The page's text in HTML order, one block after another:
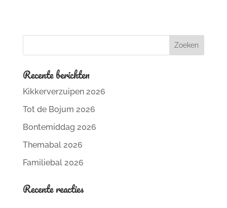
Recente berichten
Kikkerverzuipen 2026
Tot de Bojum 2026
Bontemiddag 2026
Themabal 2026
Familiebal 2026
Recente reacties